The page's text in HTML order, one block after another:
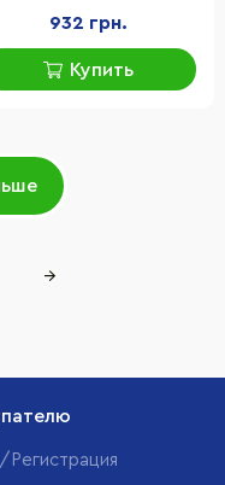
932 грн.
Купить
→
Регистрация